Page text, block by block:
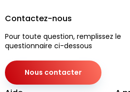
Contactez-nous
Pour toute question, remplissez le
questionnaire ci-dessous
Nous contacter